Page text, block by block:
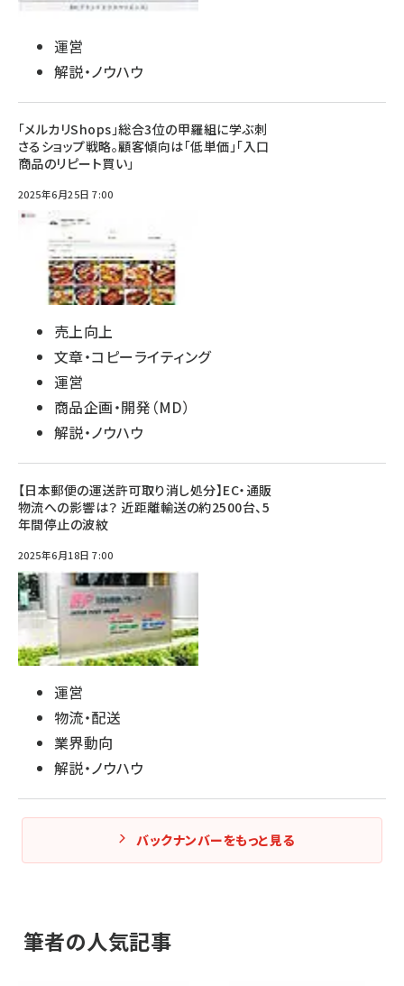
運営
解説・ノウハウ
「メルカリShops」総合3位の甲羅組に学ぶ刺
さるショップ戦略。顧客傾向は「低単価」「入口
商品のリピート買い」
2025年6月25日 7:00
売上向上
文章・コピーライティング
運営
商品企画・開発（MD）
解説・ノウハウ
【日本郵便の運送許可取り消し処分】EC・通販
物流への影響は？ 近距離輸送の約2500台、5
年間停止の波紋
2025年6月18日 7:00
運営
物流・配送
業界動向
解説・ノウハウ
バックナンバーをもっと見る
筆者の人気記事